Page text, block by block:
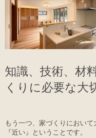
知識、技術、材
くりに必要な大
もう一つ、家づくりにおい
『近い』ということです。